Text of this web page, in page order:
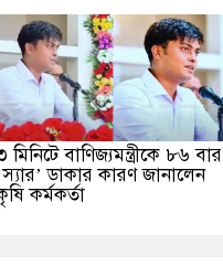
মিনিটে বাণিজ্যমন্ত্রীকে ৮৬ বার
ডাকার কারণ জানালেন
কর্মকর্তা